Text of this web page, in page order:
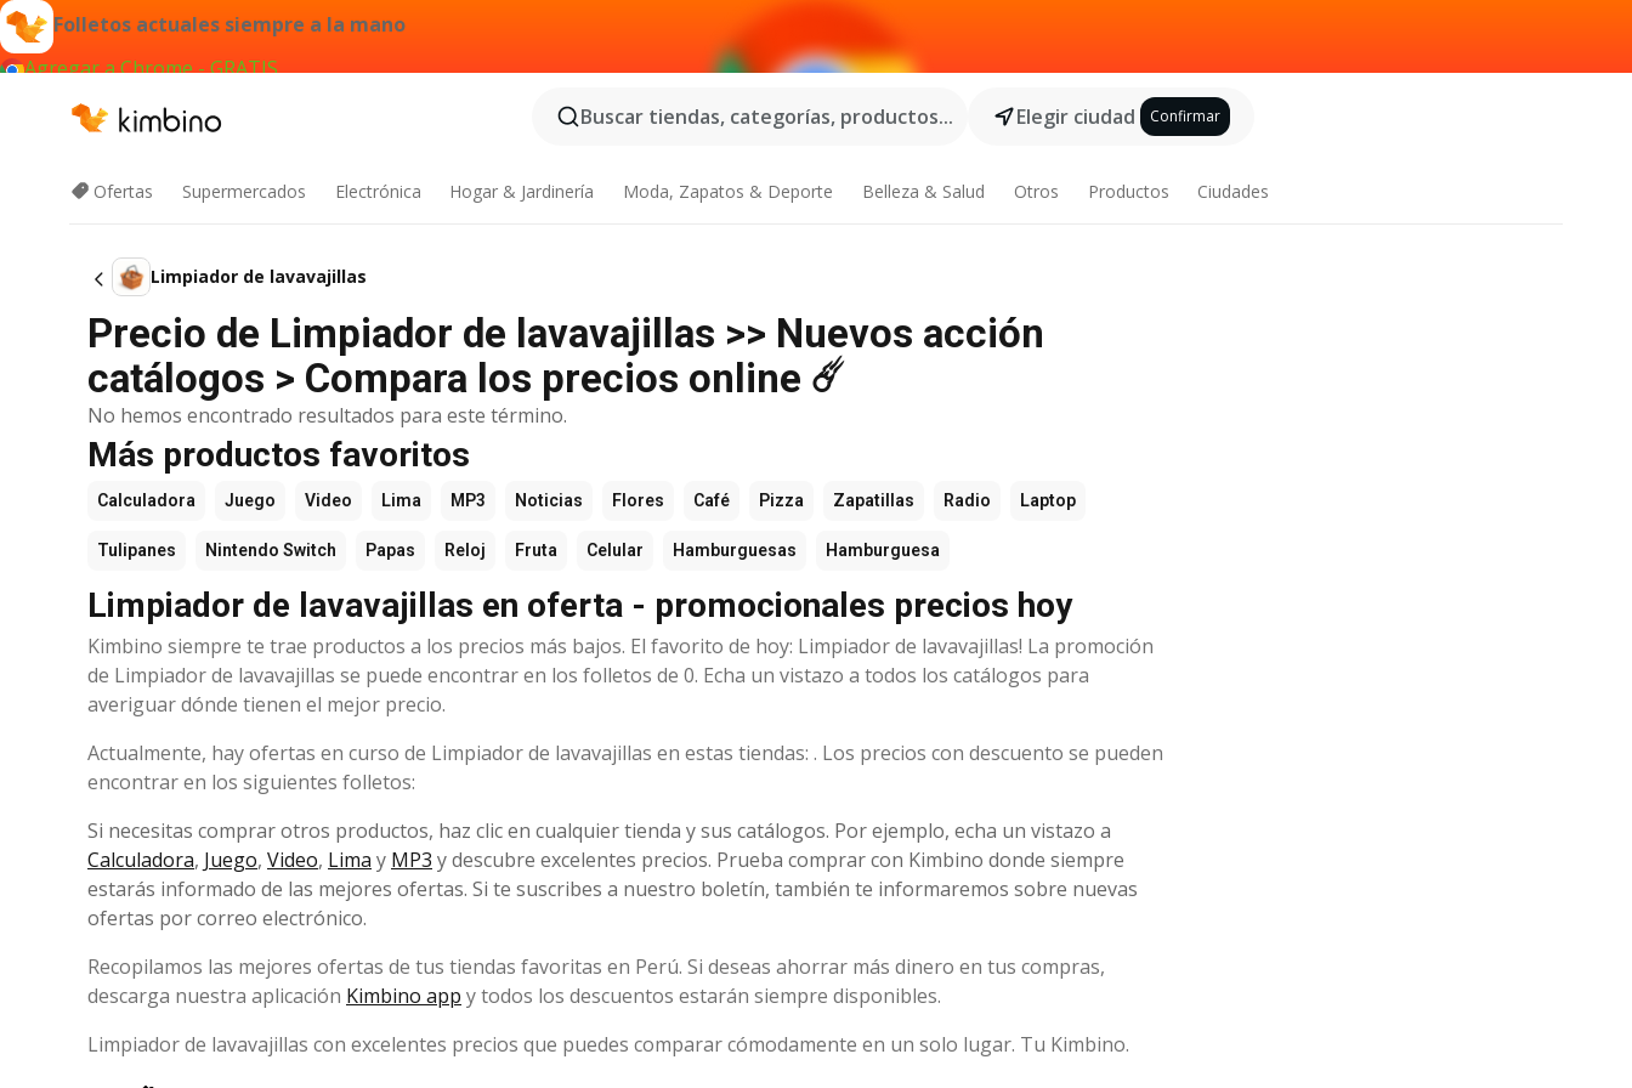
Folletos actuales siempre a la mano
Agregar a Chrome - GRATIS
Buscar tiendas, categorías, productos...
Elegir ciudad Confirmar
Ofertas Supermercados Electrónica Hogar & Jardinería Moda, Zapatos & Deporte Belleza & Salud Otros Productos Ciudades
Limpiador de lavavajillas
Precio de Limpiador de lavavajillas >> Nuevos acción
catálogos > Compara los precios online ☄️
No hemos encontrado resultados para este término.
Más productos favoritos
Calculadora Juego Video Lima MP3 Noticias Flores Café Pizza Zapatillas Radio Laptop
Tulipanes Nintendo Switch Papas Reloj Fruta Celular Hamburguesas Hamburguesa
Limpiador de lavavajillas en oferta - promocionales precios hoy
Kimbino siempre te trae productos a los precios más bajos. El favorito de hoy: Limpiador de lavavajillas! La promoción
de Limpiador de lavavajillas se puede encontrar en los folletos de 0. Echa un vistazo a todos los catálogos para
averiguar dónde tienen el mejor precio.
Actualmente, hay ofertas en curso de Limpiador de lavavajillas en estas tiendas: . Los precios con descuento se pueden
encontrar en los siguientes folletos:
Si necesitas comprar otros productos, haz clic en cualquier tienda y sus catálogos. Por ejemplo, echa un vistazo a
Calculadora, Juego, Video, Lima y MP3 y descubre excelentes precios. Prueba comprar con Kimbino donde siempre
estarás informado de las mejores ofertas. Si te suscribes a nuestro boletín, también te informaremos sobre nuevas
ofertas por correo electrónico.
Recopilamos las mejores ofertas de tus tiendas favoritas en Perú. Si deseas ahorrar más dinero en tus compras,
descarga nuestra aplicación Kimbino app y todos los descuentos estarán siempre disponibles.
Limpiador de lavavajillas con excelentes precios que puedes comparar cómodamente en un solo lugar. Tu Kimbino.